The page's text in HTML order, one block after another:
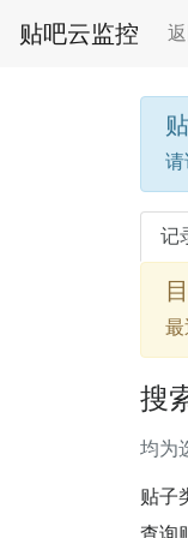
贴吧云监控
请
记
最
搜
均为
贴子
查询